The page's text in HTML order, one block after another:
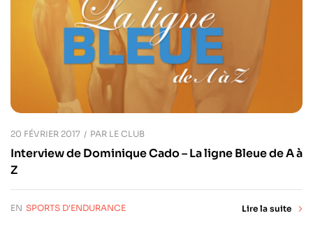
20 FÉVRIER 2017 PAR LE CLUB
Interview de Dominique Cado – La ligne Bleue de A à
Z
EN SPORTS D'ENDURANCE Lire la suite